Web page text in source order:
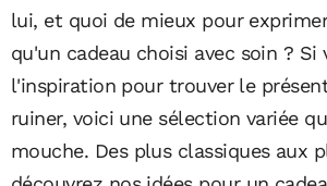
lui, et quoi de mieux pour
qu'un cadeau choisi avec soin ? Si
l'inspiration pour trouver le
ruiner, voici une sélection variée
mouche. Des plus classiques aux